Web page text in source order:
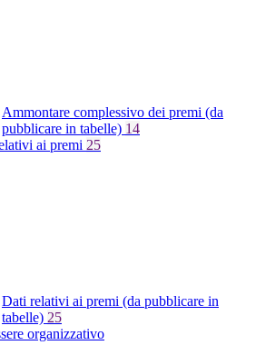
Ammontare complessivo dei premi (da
pubblicare in tabelle) 14
ai premi 25
Dati relativi ai premi (da pubblicare in
tabelle) 25
organizzativo